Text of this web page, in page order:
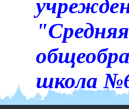
"Средняя
школа